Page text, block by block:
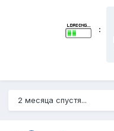
:
2 месяца спустя...